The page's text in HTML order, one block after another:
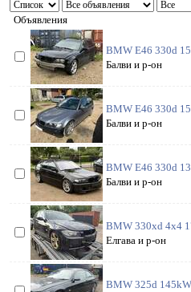
Объявления
BMW E46 330d
Балви и р-он
BMW E46 330d
Балви и р-он
BMW E46 330d
Балви и р-он
BMW 330xd 4x4
Елгава и р-он
BMW 325d